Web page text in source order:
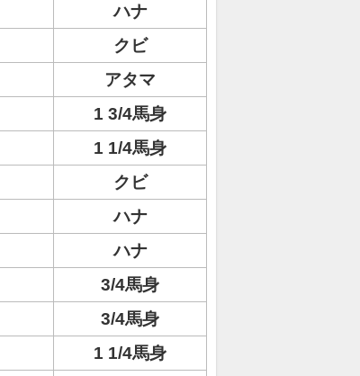
ハナ
クビ
アタマ
1 3/4馬身
1 1/4馬身
クビ
ハナ
ハナ
3/4馬身
3/4馬身
1 1/4馬身